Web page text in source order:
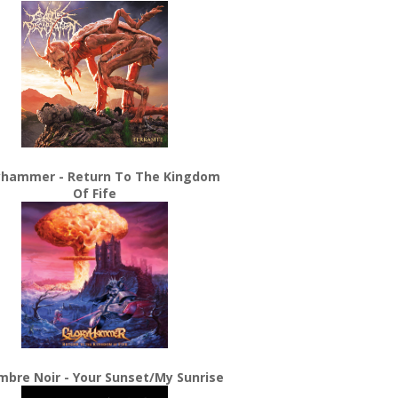
- Return To The Kingdom
Of Fife
Noir - Your Sunset/My Sunrise